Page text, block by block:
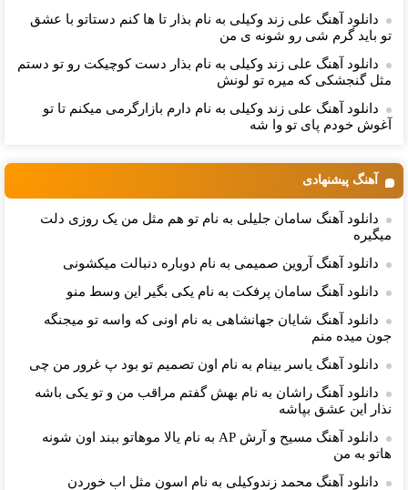
دانلود آهنگ علی زند وکیلی به نام بذار تا ها كنم دستاتو با عشق
تو باید گرم شی رو شونه ى من
دانلود آهنگ علی زند وکیلی به نام بذار دست كوچیكت رو تو دستم
مثل گنجشكی كه میره تو لونش
دانلود آهنگ علی زند وکیلی به نام دارم بازارگرمی میكنم تا تو
آغوش خودم پای تو وا شه
آهنگ پیشنهادی
دانلود آهنگ سامان جلیلی به نام تو هم مثل من یک روزی دلت
میگیره
دانلود آهنگ آروین صمیمی به نام دوباره دنبالت میکشونی
دانلود آهنگ سامان پرفکت به نام یکی بگیر این وسط منو
دانلود آهنگ شایان جهانشاهی به نام اونی که واسه تو میجنگه
جون میده منم
دانلود آهنگ یاسر بینام به نام اون تصمیم تو بود پ غرور من چی
دانلود آهنگ راشان به نام بهش گفتم مراقب من و تو یکی باشه
نذار این عشق بپاشه
دانلود آهنگ مسیح و آرش AP به نام یالا موهاتو ببند اون شونه
هاتو به من
دانلود آهنگ محمد زندوکیلی به نام اسون مثل اب خوردن